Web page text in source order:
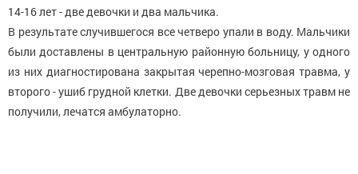
14-16 лет - две девочки и два мальчика.
В результате случившегося все четверо упали в воду. Мальчики
были доставлены в центральную районную больницу, у одного
из них диагностирована закрытая черепно-мозговая травма, у
второго - ушиб грудной клетки. Две девочки серьезных травм не
получили, лечатся амбулаторно.